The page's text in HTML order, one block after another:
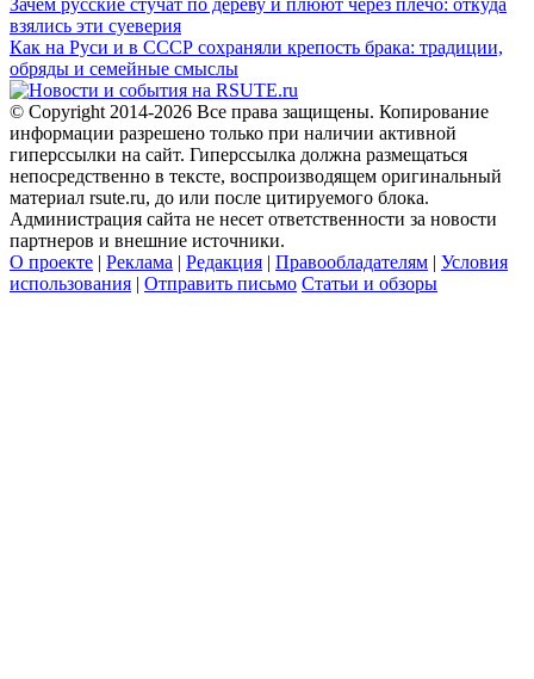
Зачем русские стучат по дереву и плюют через плечо: откуда
взялись эти суеверия
Как на Руси и в СССР сохраняли крепость брака: традиции,
обряды и семейные смыслы
© Copyright 2014-2026 Все права защищены. Копирование
информации разрешено только при наличии активной
гиперссылки на сайт. Гиперссылка должна размещаться
непосредственно в тексте, воспроизводящем оригинальный
материал rsute.ru, до или после цитируемого блока.
Администрация сайта не несет ответственности за новости
партнеров и внешние источники.
О проекте | Реклама | Редакция | Правообладателям | Условия
использования | Отправить письмо Статьи и обзоры